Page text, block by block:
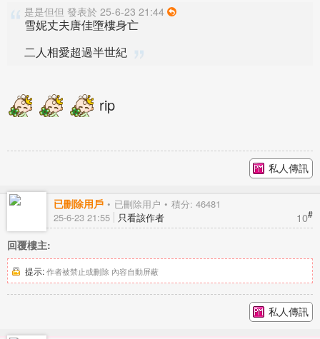
是是但但 發表於 25-6-23 21:44
雪妮丈夫唐佳墮樓身亡
二人相愛超過半世紀
rip
私人傳訊
已刪除用戶 已刪除用户 積分: 46481
10#
25-6-23 21:55 只看該作者
回覆樓主:
提示: 作者被禁止或刪除 內容自動屏蔽
私人傳訊